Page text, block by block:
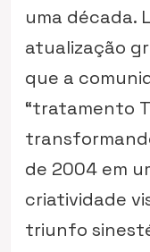
uma década.
atualização
que a
“tratamento
de 2004 em
criatividade
triunfo